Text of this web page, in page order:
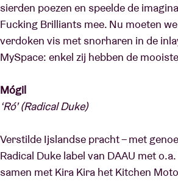
sierden poezen en speelde de
Fucking Brilliants mee. Nu moeten
verdoken vis met snorharen in de
MySpace: enkel zij hebben de
Mógil
‘Ró’ (Radical Duke)
Verstilde Ijslandse pracht – met
Radical Duke label van DAAU met
samen met Kira Kira het Kitchen